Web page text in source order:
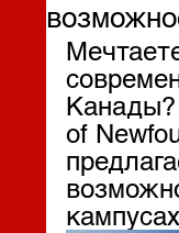
Канады?
of